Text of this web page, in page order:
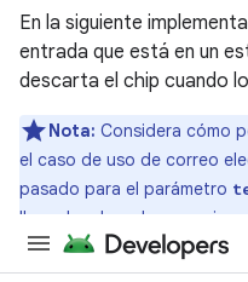
En la siguiente
entrada que está en un
descarta el chip cuando
Nota: Considera cómo
el caso de uso de correo
pasado para el parámetro
llamadas de red necesarias